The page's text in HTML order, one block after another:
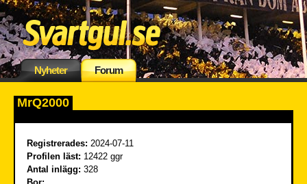
Nyheter Forum
MrQ2000
Registrerades: 2024-07-11
Profilen läst: 12422 ggr
Antal inlägg: 328